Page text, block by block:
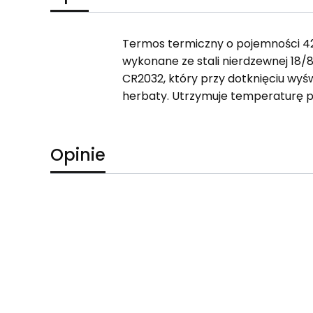
Termos termiczny o pojemności
wykonane ze stali nierdzewnej
CR2032, który przy dotknięciu
herbaty. Utrzymuje temperaturę
Opinie